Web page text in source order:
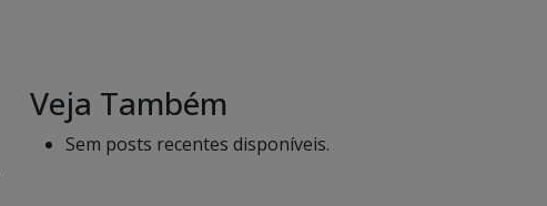
Veja Também
Sem posts recentes disponíveis.